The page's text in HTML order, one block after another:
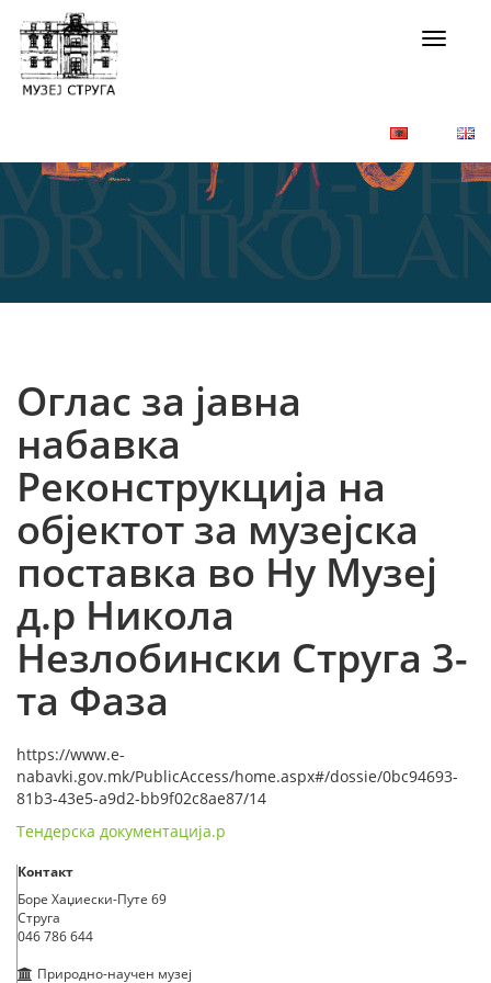
Toggle
Оглас за јавна
набавка
Реконструкција на
објектот за музејска
поставка во Ну Музеј
д.р Никола
Незлобински Струга 3-
та Фаза
https://www.e-
nabavki.gov.mk/PublicAccess/home.aspx#/dossie/0bc94693-
81b3-43e5-a9d2-bb9f02c8ae87/14
Тендерска документација.р
Контакт
Боре Хаџиески-Путе 69
Струга
046 786 644
Природно-научен музеј